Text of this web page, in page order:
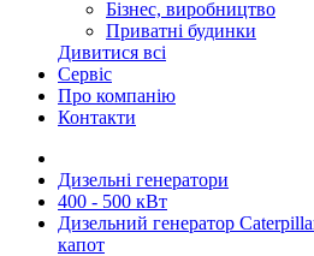
Бізнес, виробництво
Приватні будинки
Дивитися всі
Сервіс
Про компанію
Контакти
Дизельні генератори
400 - 500 кВт
Дизельний генератор
капот